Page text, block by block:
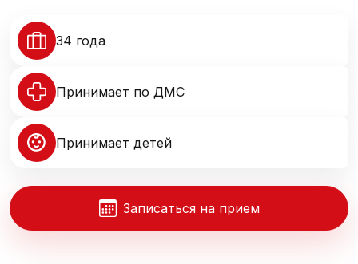
34 года
Принимает по ДМС
Принимает детей
Записаться на прием